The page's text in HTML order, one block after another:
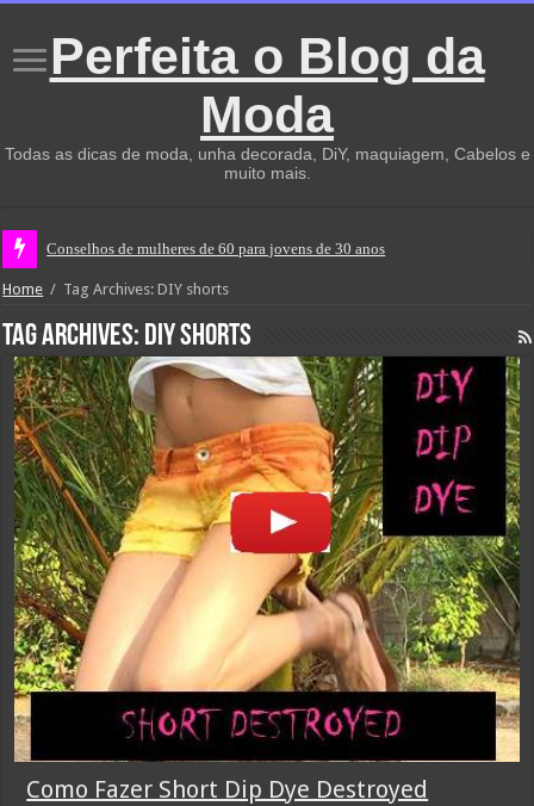
Perfeita o Blog da
Moda
Todas as dicas de moda, unha decorada, DiY, maquiagem, Cabelos e
muito mais.
Conselhos de mulheres de 60 para jovens de 30 anos
Home / Tag Archives: DIY shorts
Tag Archives: DIY shorts
Como Fazer Short Dip Dye Destroyed